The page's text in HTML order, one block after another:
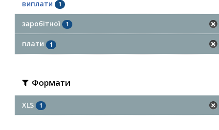
виплати 1
заробітної 1
плати 1
Формати
XLS 1